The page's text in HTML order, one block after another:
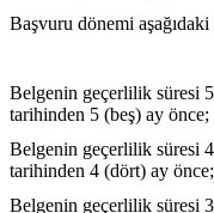
Başvuru dönemi
Belgenin geçerlilik süresi
tarihinden 5 (beş) ay önce;
Belgenin geçerlilik süresi
tarihinden 4 (dört) ay önce;
Belgenin geçerlilik süresi